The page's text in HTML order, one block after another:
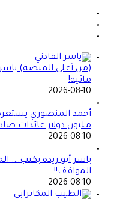
(من أعلى المنصة)
مائية!
2026-08-10
مليون دولار عائدات
2026-08-10
ياسر أبو ريدة يكتب….
المواقف!!
2026-08-10